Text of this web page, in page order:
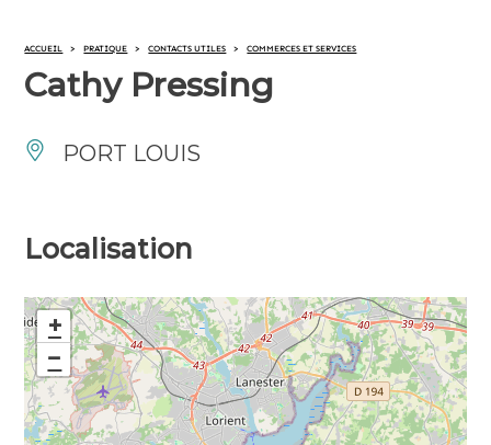
ACCUEIL > PRATIQUE > CONTACTS UTILES > COMMERCES ET SERVICES
Cathy Pressing
PORT LOUIS
Localisation
+
−